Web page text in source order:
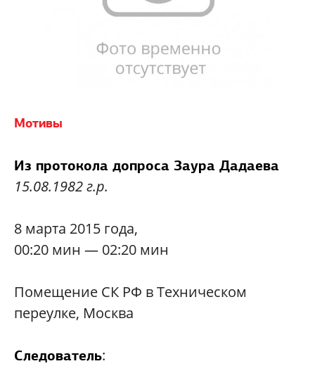
Мотивы
Из протокола допроса Заура Дадаева
15.08.1982 г.р.
8 марта 2015 года,
00:20 мин — 02:20 мин
Помещение СК РФ в Техническом
переулке, Москва
Следователь: